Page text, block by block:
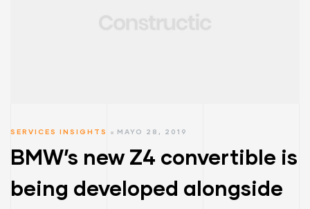
SERVICES INSIGHTS MAYO 28, 2019
BMW’s new Z4 convertible is
being developed alongside